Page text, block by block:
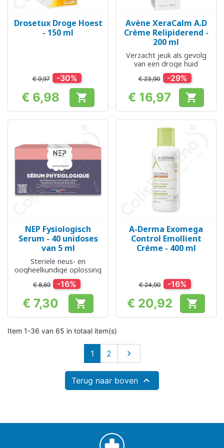
Drosetux Droge Hoest
- 150 ml
€ 9,97 -30%
Prijs
€ 6,98 
Avène XeraCalm A.D
Crème Relipiderend -
200 ml
Verzacht jeuk als gevolg
van een droge huid
€ 23,90 -29%
Prijs
€ 16,97 
NEP Fysiologisch
Serum - 40 unidoses
van 5 ml
Steriele neus- en
oogheelkundige oplossing
€ 8,69 -16%
Prijs
€ 7,30 
A-Derma Exomega
Control Emollient
Crème - 400 ml
€ 24,90 -16%
Prijs
€ 20,92 
Item 1-36 van 65 in totaal item(s)
1 2 Volgende

Terug naar boven 